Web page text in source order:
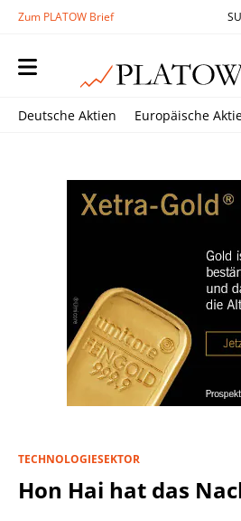
Zum PLATOW Brief
Deutsche Aktien Europäische
TECHNOLOGIESEKTOR
Hon Hai hat das